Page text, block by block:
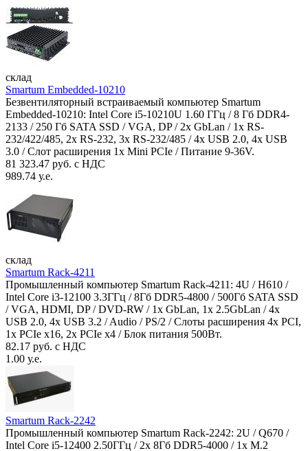
склад
Smartum Embedded-10210
Безвентиляторный встраиваемый компьютер Smartum
Embedded-10210: Intel Core i5-10210U 1.60 ГГц / 8 Гб DDR4-
2133 / 250 Гб SATA SSD / VGA, DP / 2х GbLan / 1х RS-
232/422/485, 2x RS-232, 3x RS-232/485 / 4x USB 2.0, 4х USB
3.0 / Слот расширения 1x Mini PCIe / Питание 9-36V.
81 323.47 руб. с НДС
989.74 у.е.
склад
Smartum Rack-4211
Промышленный компьютер Smartum Rack-4211: 4U / H610 /
Intel Core i3-12100 3.3ГГц / 8Гб DDR5-4800 / 500Гб SATA SSD
/ VGA, HDMI, DP / DVD-RW / 1x GbLan, 1x 2.5GbLan / 4x
USB 2.0, 4x USB 3.2 / Audio / PS/2 / Слоты расширения 4x PCI,
1x PCIe x16, 2x PCIe x4 / Блок питания 500Вт.
82.17 руб. с НДС
1.00 у.е.
Smartum Rack-2242
Промышленный компьютер Smartum Rack-2242: 2U / Q670 /
Intel Core i5-12400 2.50ГГц / 2x 8Гб DDR5-4000 / 1x M.2